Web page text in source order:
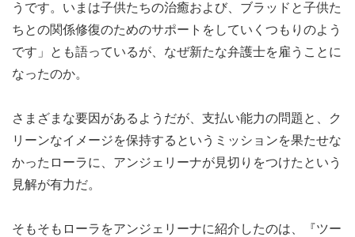
うです。いまは子供たちの治癒および、ブラッドと子供た
ちとの関係修復のためのサポートをしていくつもりのよう
です」とも語っているが、なぜ新たな弁護士を雇うことに
なったのか。
さまざまな要因があるようだが、支払い能力の問題と、ク
リーンなイメージを保持するというミッションを果たせな
かったローラに、アンジェリーナが見切りをつけたという
見解が有力だ。
そもそもローラをアンジェリーナに紹介したのは、『ツー